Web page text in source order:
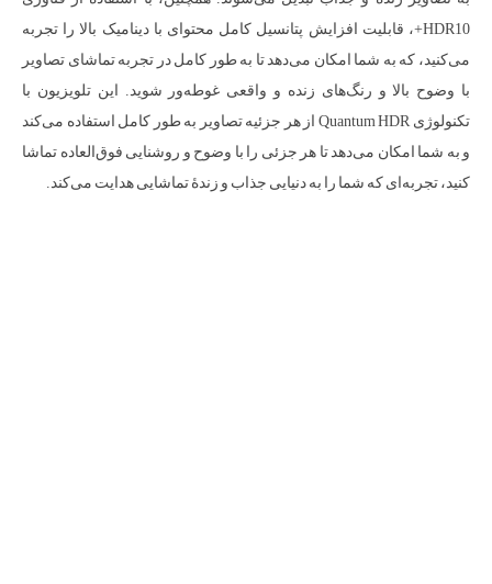
HDR10+، قابلیت افزایش پتانسیل کامل محتوای با دینامیک بالا را تجربه
می‌کنید، که به شما امکان می‌دهد تا به طور کامل در تجربه تماشای تصاویر
با وضوح بالا و رنگ‌های زنده و واقعی غوطه‌ور شوید. این تلویزیون با
تکنولوژی Quantum HDR از هر جزئیه تصاویر به طور کامل استفاده می‌کند
و به شما امکان می‌دهد تا هر جزئی را با وضوح و روشنایی فوق‌العاده تماشا
کنید، تجربه‌ای که شما را به دنیایی جذاب و زندهٔ تماشایی هدایت می‌کند.